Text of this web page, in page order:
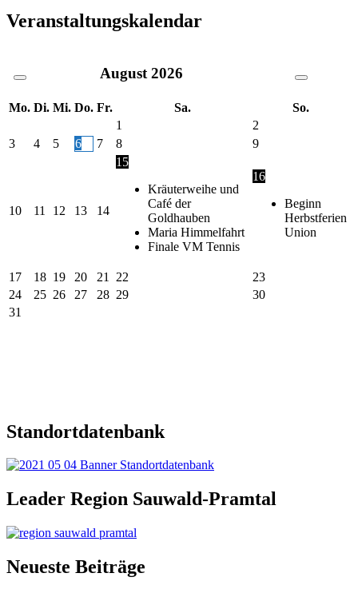
Veranstaltungskalendar
August 2026
Mo. Di. Mi. Do. Fr. Sa.
So.
1
2
3
4 5 6 7 8 9
10 11 12 13 14
15
Kräuterweihe und
Café der
Goldhauben
Maria Himmelfahrt
Finale VM Tennis
16
Beginn
Herbstferien
Union
17 18 19 20 21 22
23
24
25 26 27 28 29
30
31
Standortdatenbank
Leader Region Sauwald-Pramtal
Neueste Beiträge